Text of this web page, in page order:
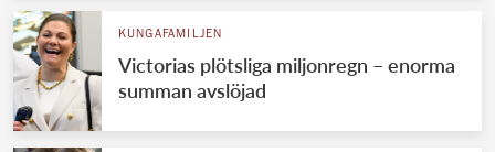
KUNGAFAMILJEN
Victorias plötsliga miljonregn – enorma
summan avslöjad